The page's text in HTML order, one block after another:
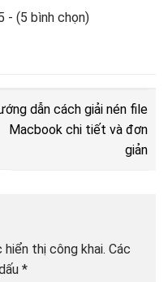
- (5 bình chọn)
dẫn cách giải nén file
Macbook chi tiết và đơn
giản
thị công khai. Các
*